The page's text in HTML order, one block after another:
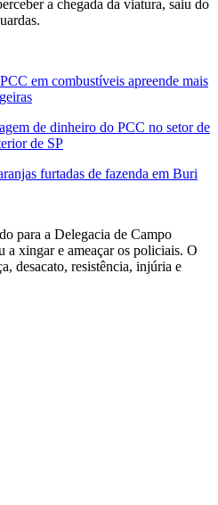
a chegada da viatura, saiu do
em combustíveis apreende mais
de dinheiro do PCC no setor de
de SP
furtadas de fazenda em Buri
para a Delegacia de Campo
xingar e ameaçar os policiais. O
desacato, resistência, injúria e